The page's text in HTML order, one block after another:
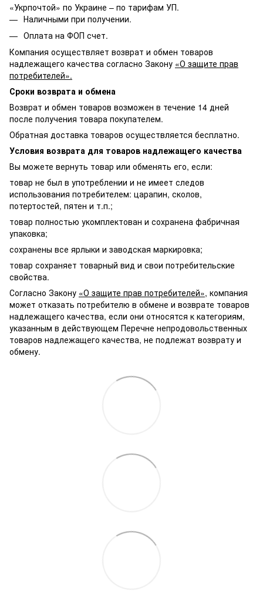
«Укрпочтой» по Украине – по тарифам УП.
Наличными при получении.
Оплата на ФОП счет.
Компания осуществляет возврат и обмен товаров
надлежащего качества согласно Закону «О защите прав
потребителей».
Сроки возврата и обмена
Возврат и обмен товаров возможен в течение 14 дней
после получения товара покупателем.
Обратная доставка товаров осуществляется бесплатно.
Условия возврата для товаров надлежащего качества
Вы можете вернуть товар или обменять его, если:
товар не был в употреблении и не имеет следов
использования потребителем: царапин, сколов,
потертостей, пятен и т.п.;
товар полностью укомплектован и сохранена фабричная
упаковка;
сохранены все ярлыки и заводская маркировка;
товар сохраняет товарный вид и свои потребительские
свойства.
Согласно Закону «О защите прав потребителей», компания
может отказать потребителю в обмене и возврате товаров
надлежащего качества, если они относятся к категориям,
указанным в действующем Перечне непродовольственных
товаров надлежащего качества, не подлежат возврату и
обмену.